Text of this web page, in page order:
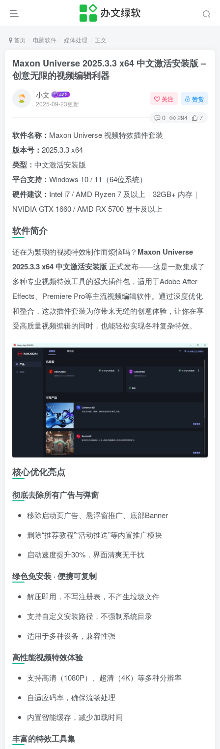
首页 电脑软件 媒体处理 正文
Maxon Universe 2025.3.3 x64 中文激活安装版 –
创意无限的视频编辑利器
小文
2025-09-23更新
关注 赞赏
0 294 7
软件名称： Maxon Universe 视频特效插件套装
版本号： 2025.3.3 x64
类型： 中文激活安装版
平台支持： Windows 10 / 11（64位系统）
硬件建议： Intel i7 / AMD Ryzen 7 及以上｜32GB+ 内存｜
NVIDIA GTX 1660 / AMD RX 5700 显卡及以上
软件简介
还在为繁琐的视频特效制作而烦恼吗？ Maxon Universe
2025.3.3 x64 中文激活安装版 正式发布——这是一款集成了
多种专业视频特效工具的强大插件包，适用于Adobe After
Effects、Premiere Pro等主流视频编辑软件。通过深度优化
和整合，这款插件套装为你带来无缝的创意体验，让你在享
受高质量视频编辑的同时，也能轻松实现各种复杂特效。
核心优化亮点
彻底去除所有广告与弹窗
移除启动页广告、悬浮窗推广、底部Banner
删除“推荐教程”“活动推送”等内置推广模块
启动速度提升30%，界面清爽无干扰
绿色免安装 · 便携可复制
解压即用，不写注册表，不产生垃圾文件
支持自定义安装路径，不强制系统目录
适用于多种设备，兼容性强
高性能视频特效体验
支持高清（1080P）、超清（4K）等多种分辨率
自适应码率，确保流畅处理
内置智能缓存，减少加载时间
丰富的特效工具集